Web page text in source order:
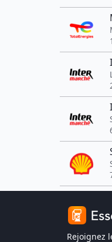
Rejoignez